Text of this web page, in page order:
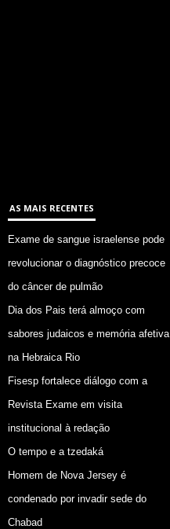
AS MAIS RECENTES
Exame de sangue israelense pode
revolucionar o diagnóstico precoce
do câncer de pulmão
Dia dos Pais terá almoço com
sabores judaicos e memória afetiva
na Hebraica Rio
Fisesp fortalece diálogo com a
Revista Exame em visita
institucional à redação
O tempo e a tzedaká
Homem de Nova Jersey é
condenado por invadir sede do
Chabad